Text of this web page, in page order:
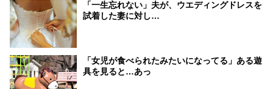
「一生忘れない」夫が、ウエディングドレスを
試着した妻に対し…
「女児が食べられたみたいになってる」ある遊
具を見ると…あっ